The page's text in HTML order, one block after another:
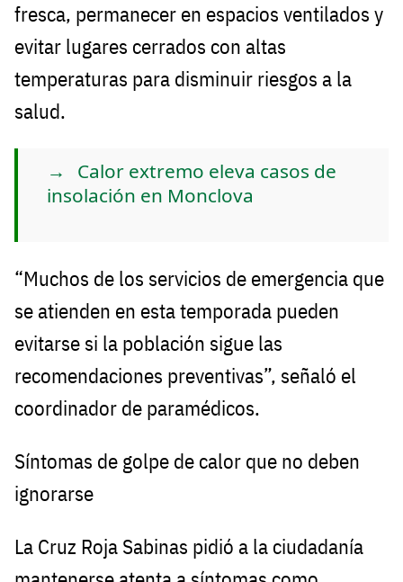
fresca, permanecer en espacios ventilados y
evitar lugares cerrados con altas
temperaturas para disminuir riesgos a la
salud.
Calor extremo eleva casos de
insolación en Monclova
“Muchos de los servicios de emergencia que
se atienden en esta temporada pueden
evitarse si la población sigue las
recomendaciones preventivas”, señaló el
coordinador de paramédicos.
Síntomas de golpe de calor que no deben
ignorarse
La Cruz Roja Sabinas pidió a la ciudadanía